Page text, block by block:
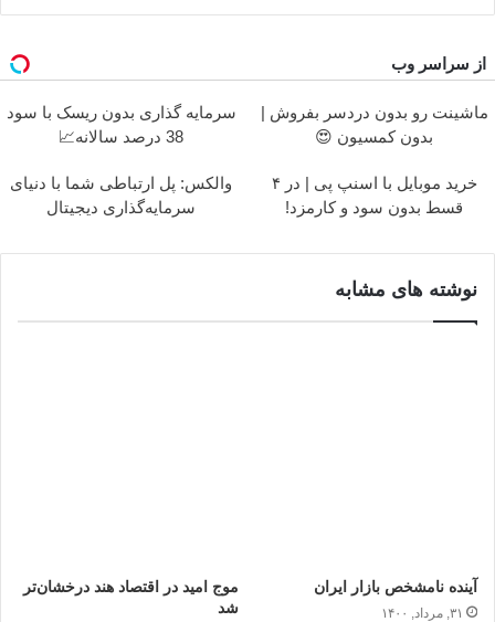
از سراسر وب
ماشینت رو بدون دردسر بفروش |
بدون کمسیون 😍
سرمایه گذاری بدون ریسک با سود
38 درصد سالانه📈
خرید موبایل با اسنپ پی | در ۴
قسط بدون سود و کارمزد!
والکس: پل ارتباطی شما با دنیای
سرمایه‌گذاری دیجیتال
نوشته های مشابه
آینده نامشخص بازار ایران
۳۱, مرداد, ۱۴۰۰
موج امید در اقتصاد هند درخشان‌تر
شد